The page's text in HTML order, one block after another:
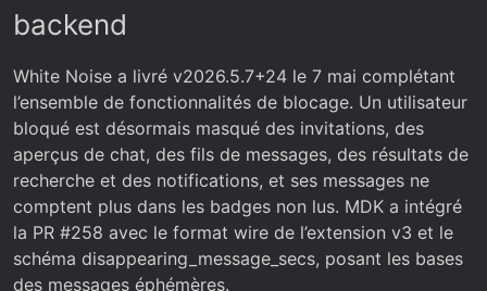
backend
White Noise a livré v2026.5.7+24 le 7 mai complétant
l’ensemble de fonctionnalités de blocage. Un utilisateur
bloqué est désormais masqué des invitations, des
aperçus de chat, des fils de messages, des résultats de
recherche et des notifications, et ses messages ne
comptent plus dans les badges non lus. MDK a intégré
la PR #258 avec le format wire de l’extension v3 et le
schéma disappearing_message_secs, posant les bases
des messages éphémères.